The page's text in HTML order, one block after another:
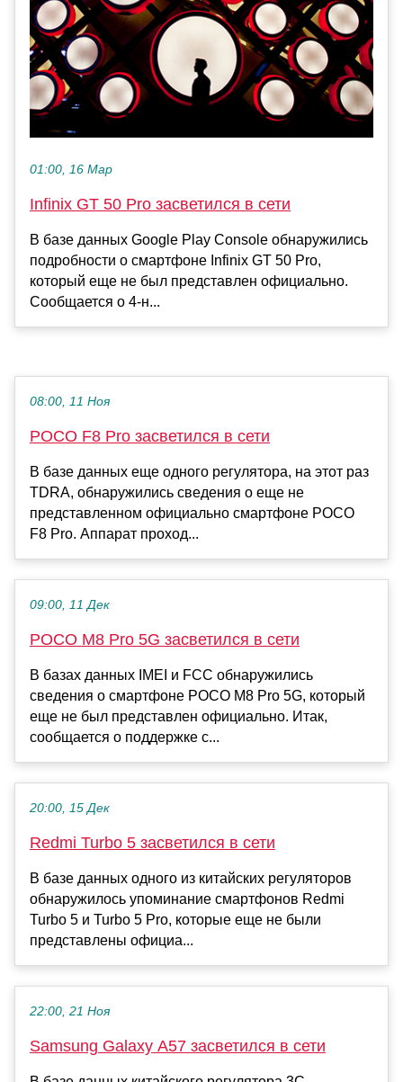
01:00, 16 Мар
Infinix GT 50 Pro засветился в сети
В базе данных Google Play Console обнаружились
подробности о смартфоне Infinix GT 50 Pro,
который еще не был представлен официально.
Сообщается о 4-н...
08:00, 11 Ноя
POCO F8 Pro засветился в сети
В базе данных еще одного регулятора, на этот раз
TDRA, обнаружились сведения о еще не
представленном официально смартфоне POCO
F8 Pro. Аппарат проход...
09:00, 11 Дек
POCO M8 Pro 5G засветился в сети
В базах данных IMEI и FCC обнаружились
сведения о смартфоне POCO M8 Pro 5G, который
еще не был представлен официально. Итак,
сообщается о поддержке с...
20:00, 15 Дек
Redmi Turbo 5 засветился в сети
В базе данных одного из китайских регуляторов
обнаружилось упоминание смартфонов Redmi
Turbo 5 и Turbo 5 Pro, которые еще не были
представлены официа...
22:00, 21 Ноя
Samsung Galaxy A57 засветился в сети